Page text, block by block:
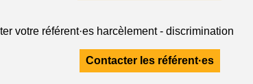
votre référent·es harcèlement - discrimination
Contacter les référent·es